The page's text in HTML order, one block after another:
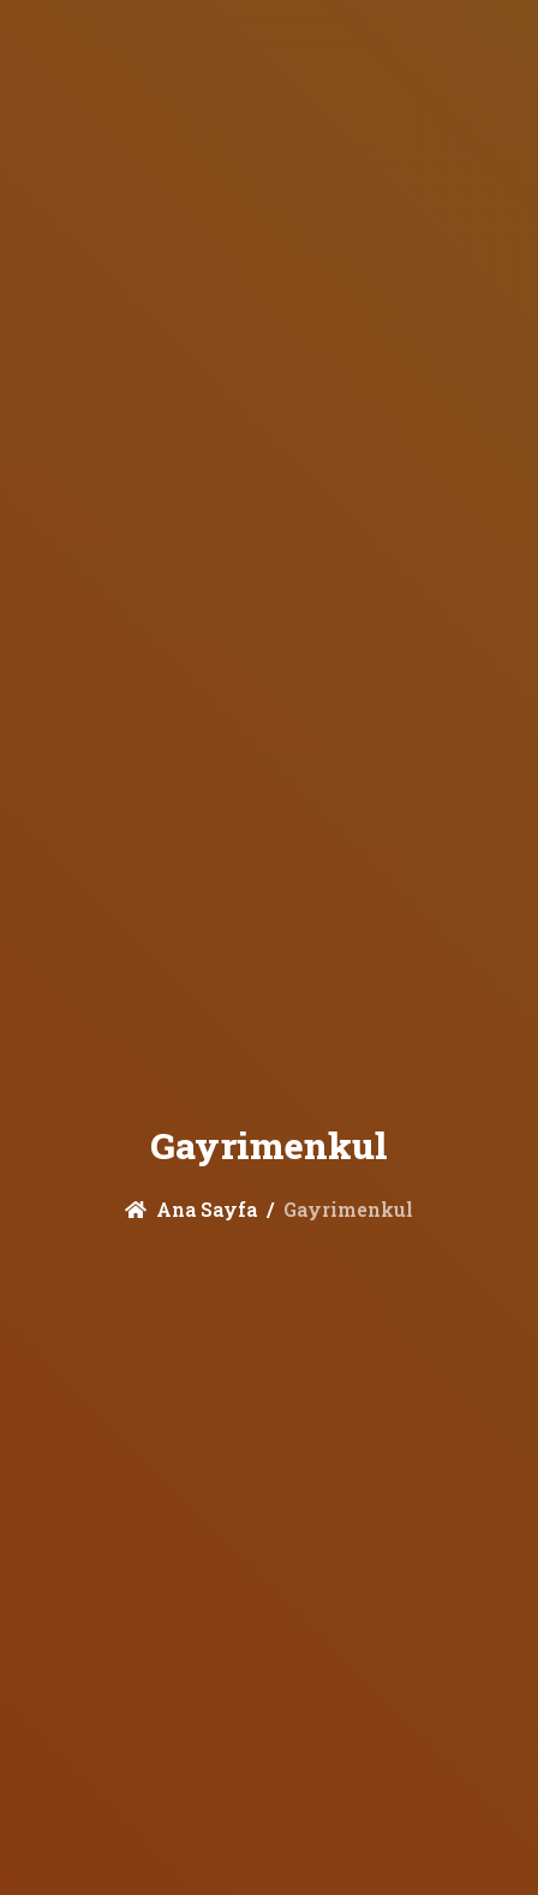
Gayrimenkul
Ana Sayfa Gayrimenkul